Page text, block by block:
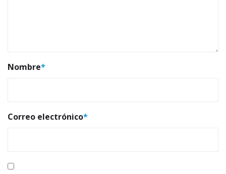
Nombre*
Correo electrónico*